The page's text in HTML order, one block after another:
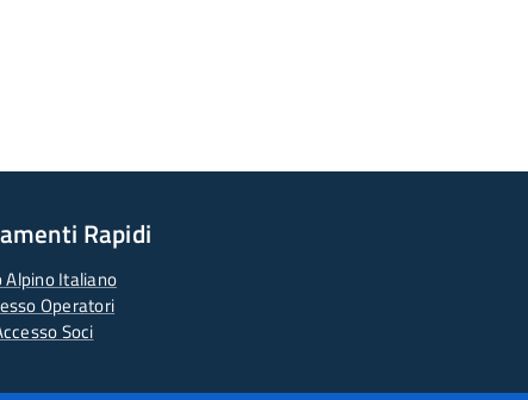
Rapidi
Alpino Italiano
Operatori
Soci